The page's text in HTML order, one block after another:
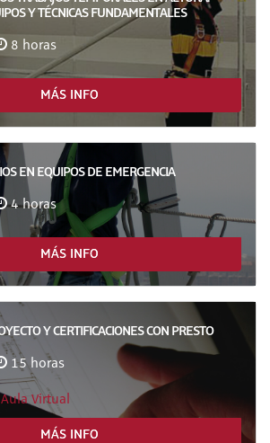
Y TÉCNICAS FUNDAMENTALES
8 horas
MÁS INFO
EN EQUIPOS DE EMERGENCIA
4 horas
MÁS INFO
Y CERTIFICACIONES CON PRESTO
15 horas
Virtual
MÁS INFO